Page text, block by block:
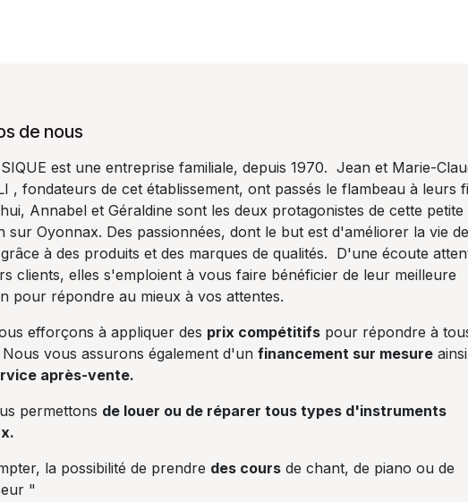
de nous
est une entreprise familiale, depuis 1970. Jean et Marie-
, fondateurs de cet établissement, ont passés le flambeau à leurs
Annabel et Géraldine sont les deux protagonistes de cette petite
sur Oyonnax. Des passionnées, dont le but est d'améliorer la vie de
à des produits et des marques de qualités. D'une écoute
clients, elles s'emploient à vous faire bénéficier de leur meilleure
pour répondre au mieux à vos attentes.
efforçons à appliquer des prix compétitifs pour répondre à
Nous vous assurons également d'un financement sur mesure ainsi
après-vente.
permettons de louer ou de réparer tous types d'instruments
la possibilité de prendre des cours de chant, de piano ou de
"